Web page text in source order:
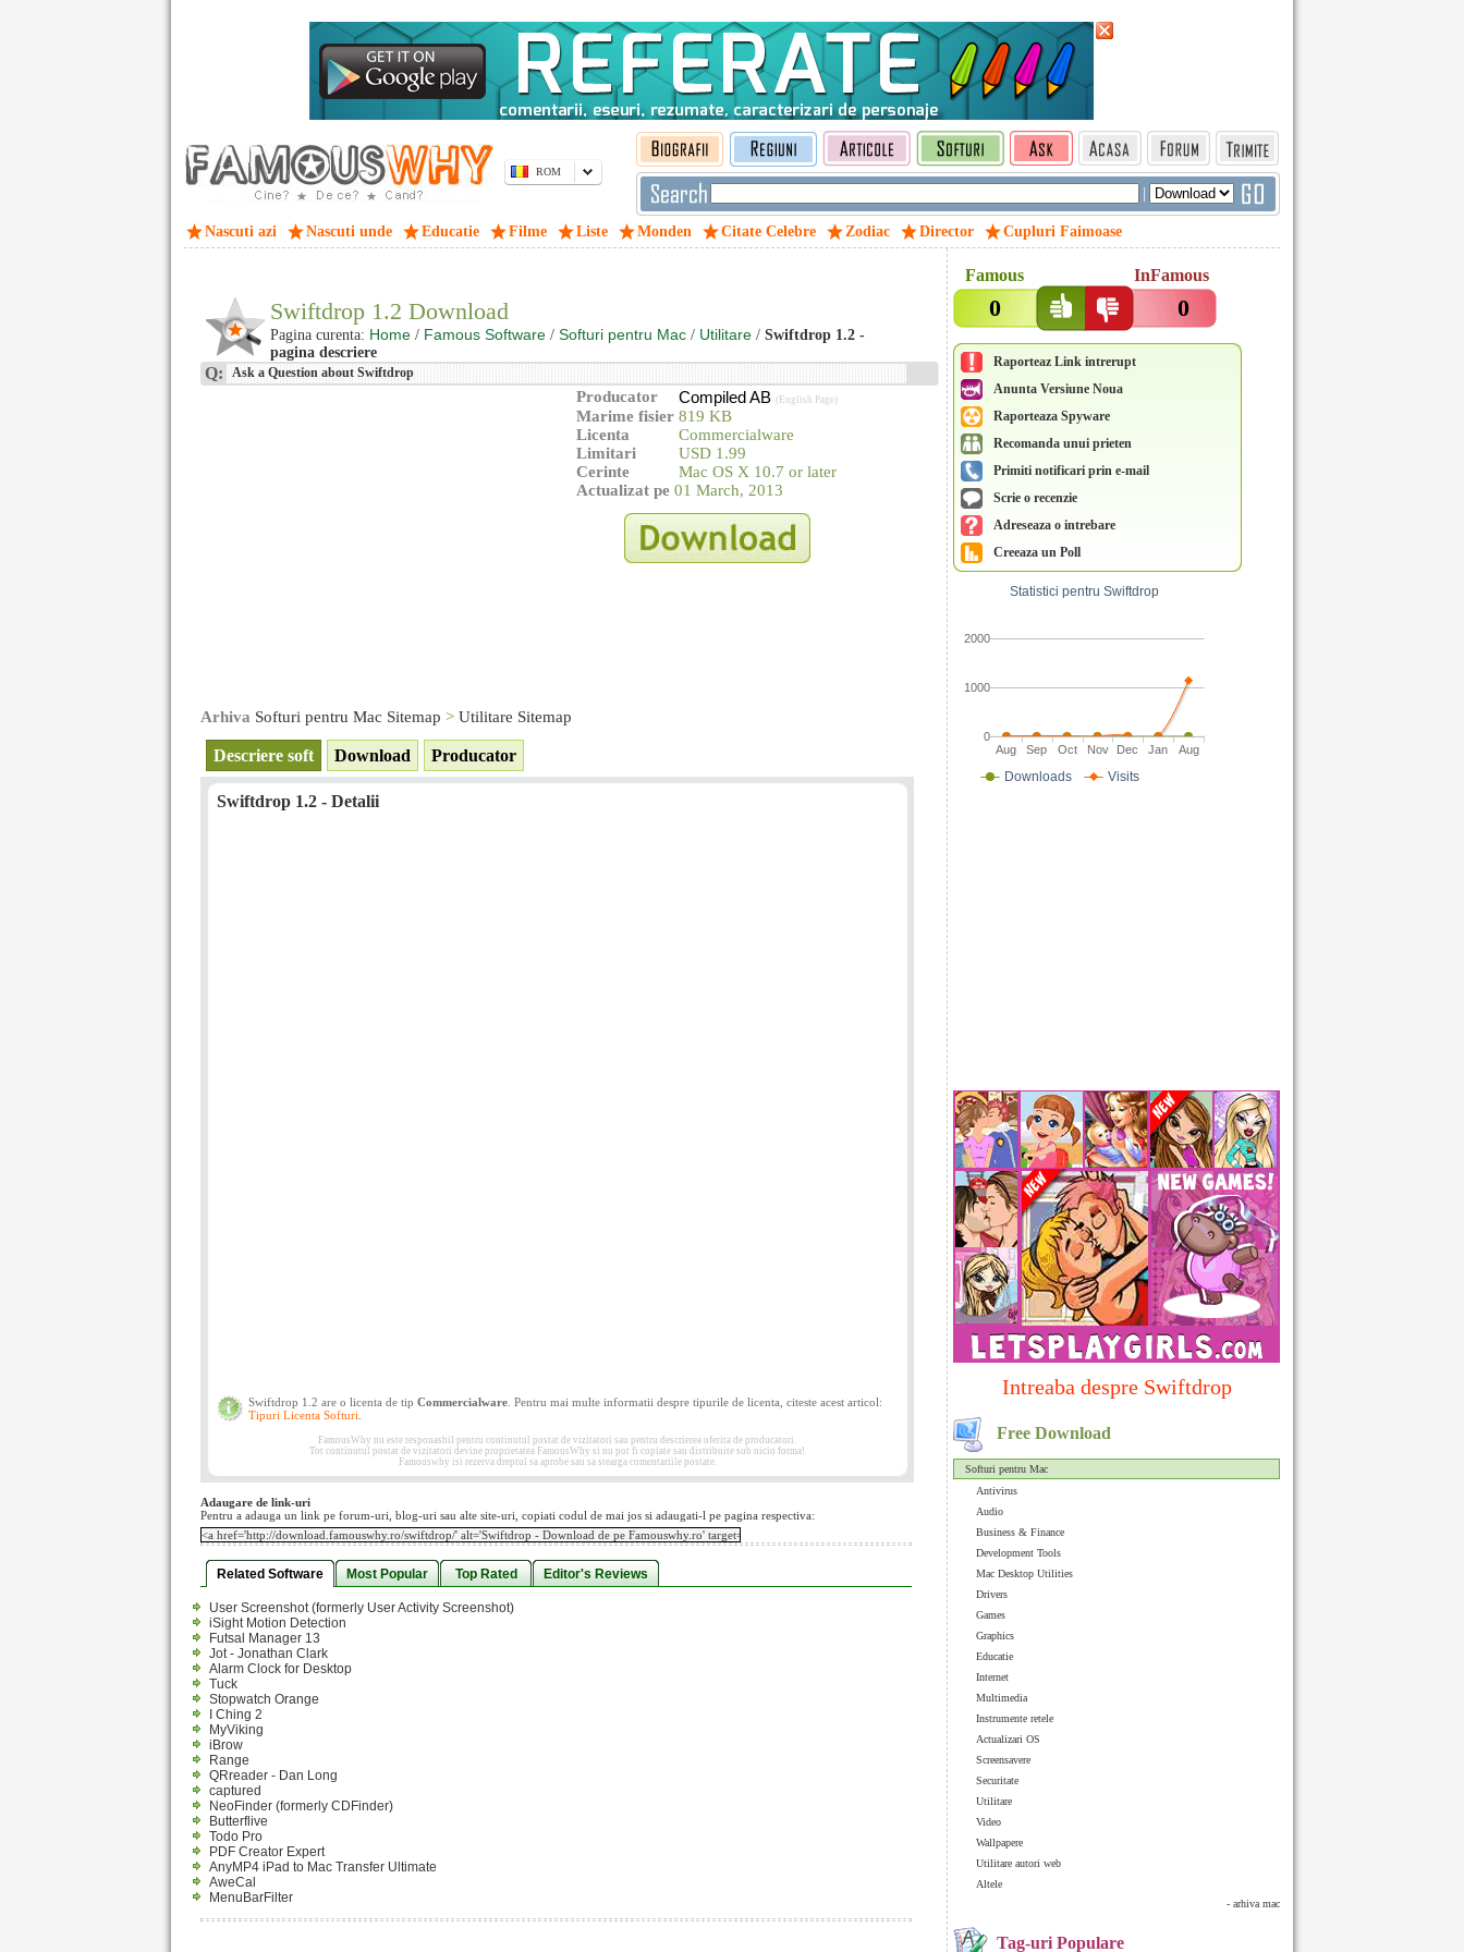
ROM
|
Nascuti azi Nascuti unde Educatie Filme Liste Monden Citate Celebre Zodiac Director Cupluri Faimoase
Famous InFamous
0 0
Raporteaz Link intrerupt
Anunta Versiune Noua
Raporteaza Spyware
Recomanda unui prieten
Primiti notificari prin e-mail
Scrie o recenzie
Adreseaza o intrebare
Creeaza un Poll
Aug Sep Oct Nov Dec Jan Aug
0
1000
2000
Statistici pentru Swiftdrop
Downloads Visits
Intreaba despre Swiftdrop
Free Download
Softuri pentru Mac
Antivirus
Audio
Business & Finance
Development Tools
Mac Desktop Utilities
Drivers
Games
Graphics
Educatie
Internet
Multimedia
Instrumente retele
Actualizari OS
Screensavere
Securitate
Utilitare
Video
Wallpapere
Utilitare autori web
Altele
- arhiva mac
Tag-uri Populare
Swiftdrop 1.2 Download
Pagina curenta: Home / Famous Software / Softuri pentru Mac / Utilitare / Swiftdrop 1.2 -
pagina descriere
Q: Ask a Question about Swiftdrop
Producator Compiled AB (English Page)
Marime fisier 819 KB
Licenta
Commercialware
Limitari
USD 1.99
Cerinte
Mac OS X 10.7 or later
Actualizat pe 01 March, 2013
Arhiva Softuri pentru Mac Sitemap > Utilitare Sitemap
Descriere soft Download Producator
Swiftdrop 1.2 - Detalii
Swiftdrop 1.2 are o licenta de tip Commercialware . Pentru mai multe informatii despre tipurile de licenta, citeste acest articol:
Tipuri Licenta Softuri
FamousWhy nu este responasbil pentru continutul postat de vizitatori sau pentru descrierea oferita de producatori.
Tot continutul postat de vizitatori devine proprietatea FamousWhy si nu pot fi copiate sau distribuite sub nicio forma!
Famouswhy isi rezerva dreptul sa aprobe sau sa stearga comentariile postate.
Adaugare de link-uri
Pentru a adauga un link pe forum-uri, blog-uri sau alte site-uri, copiati codul de mai jos si adaugati-l pe pagina respectiva:
Related Software Most Popular Top Rated Editor's Reviews
User Screenshot (formerly User Activity Screenshot)
iSight Motion Detection
Futsal Manager 13
Jot - Jonathan Clark
Alarm Clock for Desktop
Tuck
Stopwatch Orange
I Ching 2
MyViking
iBrow
Range
QRreader - Dan Long
captured
NeoFinder (formerly CDFinder)
Butterflive
Todo Pro
PDF Creator Expert
AnyMP4 iPad to Mac Transfer Ultimate
AweCal
MenuBarFilter